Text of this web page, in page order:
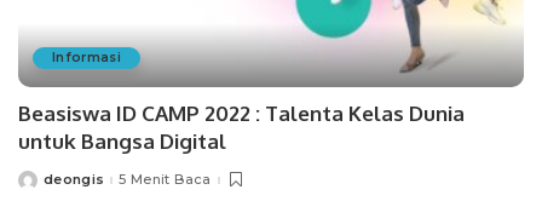
Informasi
Beasiswa ID CAMP 2022 : Talenta Kelas Dunia
untuk Bangsa Digital
Posteddeongis 5 Menit Baca